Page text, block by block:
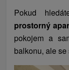
Pokud
prostorný
pokojem a
balkonu, ale